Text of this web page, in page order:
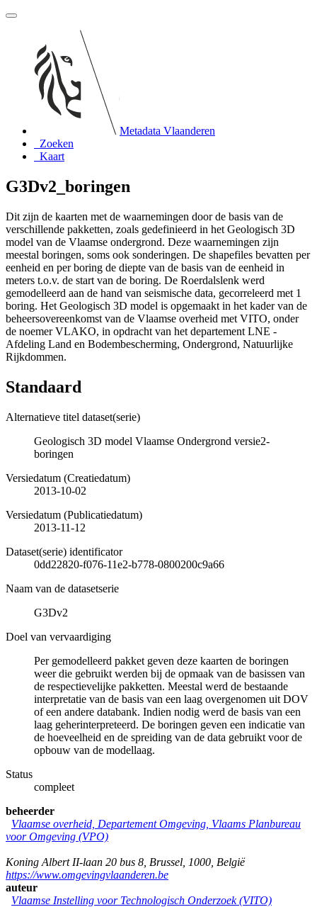
Metadata Vlaanderen
Zoeken
Kaart
G3Dv2_boringen
Dit zijn de kaarten met de waarnemingen door de basis van de
verschillende pakketten, zoals gedefinieerd in het Geologisch 3D
model van de Vlaamse ondergrond. Deze waarnemingen zijn
meestal boringen, soms ook sonderingen. De shapefiles bevatten per
eenheid en per boring de diepte van de basis van de eenheid in
meters t.o.v. de start van de boring. De Roerdalslenk werd
gemodelleerd aan de hand van seismische data, gecorreleerd met 1
boring. Het Geologisch 3D model is opgemaakt in het kader van de
beheersovereenkomst van de Vlaamse overheid met VITO, onder
de noemer VLAKO, in opdracht van het departement LNE -
Afdeling Land en Bodembescherming, Ondergrond, Natuurlijke
Rijkdommen.
Standaard
Alternatieve titel dataset(serie)
Geologisch 3D model Vlaamse Ondergrond versie2-
boringen
Versiedatum (Creatiedatum)
2013-10-02
Versiedatum (Publicatiedatum)
2013-11-12
Dataset(serie) identificator
0dd22820-f076-11e2-b778-0800200c9a66
Naam van de datasetserie
G3Dv2
Doel van vervaardiging
Per gemodelleerd pakket geven deze kaarten de boringen
weer die gebruikt werden bij de opmaak van de basissen van
de respectievelijke pakketten. Meestal werd de bestaande
interpretatie van de basis van een laag overgenomen uit DOV
of een andere databank. Indien nodig werd de basis van een
laag geherinterpreteerd. De boringen geven een indicatie van
de hoeveelheid en de spreiding van de data gebruikt voor de
opbouw van de modellaag.
Status
compleet
beheerder
Vlaamse overheid, Departement Omgeving, Vlaams Planbureau
voor Omgeving (VPO)
Koning Albert II-laan 20 bus 8 Brussel 1000 België
https://www.omgevingvlaanderen.be
auteur
Vlaamse Instelling voor Technologisch Onderzoek (VITO)